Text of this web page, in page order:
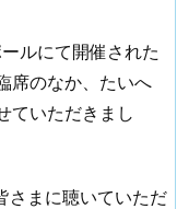
ルにて開催された
席のなか、たいへ
ていただきまし
さまに聴いていただ